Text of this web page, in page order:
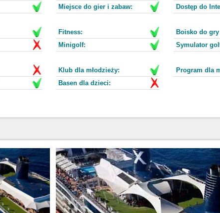
Miejsce do gier i zabaw: Dostęp do
Fitness:
Boisko do
Minigolf: Symulator
Klub dla młodzieży:
Program dla
Basen dla dzieci: